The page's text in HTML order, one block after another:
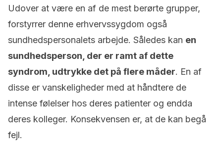
Udover at være en af de mest berørte grupper,
forstyrrer denne erhvervssygdom også
sundhedspersonalets arbejde. Således kan en
sundhedsperson, der er ramt af dette
syndrom, udtrykke det på flere måder. En af
disse er vanskeligheder med at håndtere de
intense følelser hos deres patienter og endda
deres kolleger. Konsekvensen er, at de kan begå
fejl.